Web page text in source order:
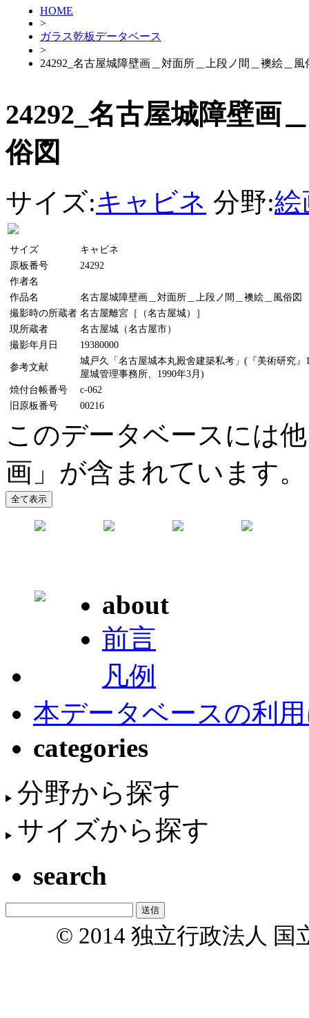
HOME
>
ガラス乾板データベース
>
24292_名古屋城障壁画＿対面所＿上段ノ間＿襖絵＿風
24292_名古屋城障壁画
俗図
サイズ:キャビネ 分野:絵
サイズ
キャビネ
原板番号
24292
作者名
作品名
名古屋城障壁画＿対面所＿上段ノ間＿襖絵＿風俗図
撮影時の所蔵者 名古屋離宮［（名古屋城）］
現所蔵者
名古屋城（名古屋市）
撮影年月日
19380000
参考文献
城戸久「名古屋城本丸殿舍建築私考」(『美術研究
屋城管理事務所、1990年3月)
焼付台帳番号
c-062
旧原板番号
00216
このデータベースには
画」が含まれています。
about
前言
凡例
本データベースの利
categories
分野から探す
サイズから探す
search
© 2014 独立行政法人 国